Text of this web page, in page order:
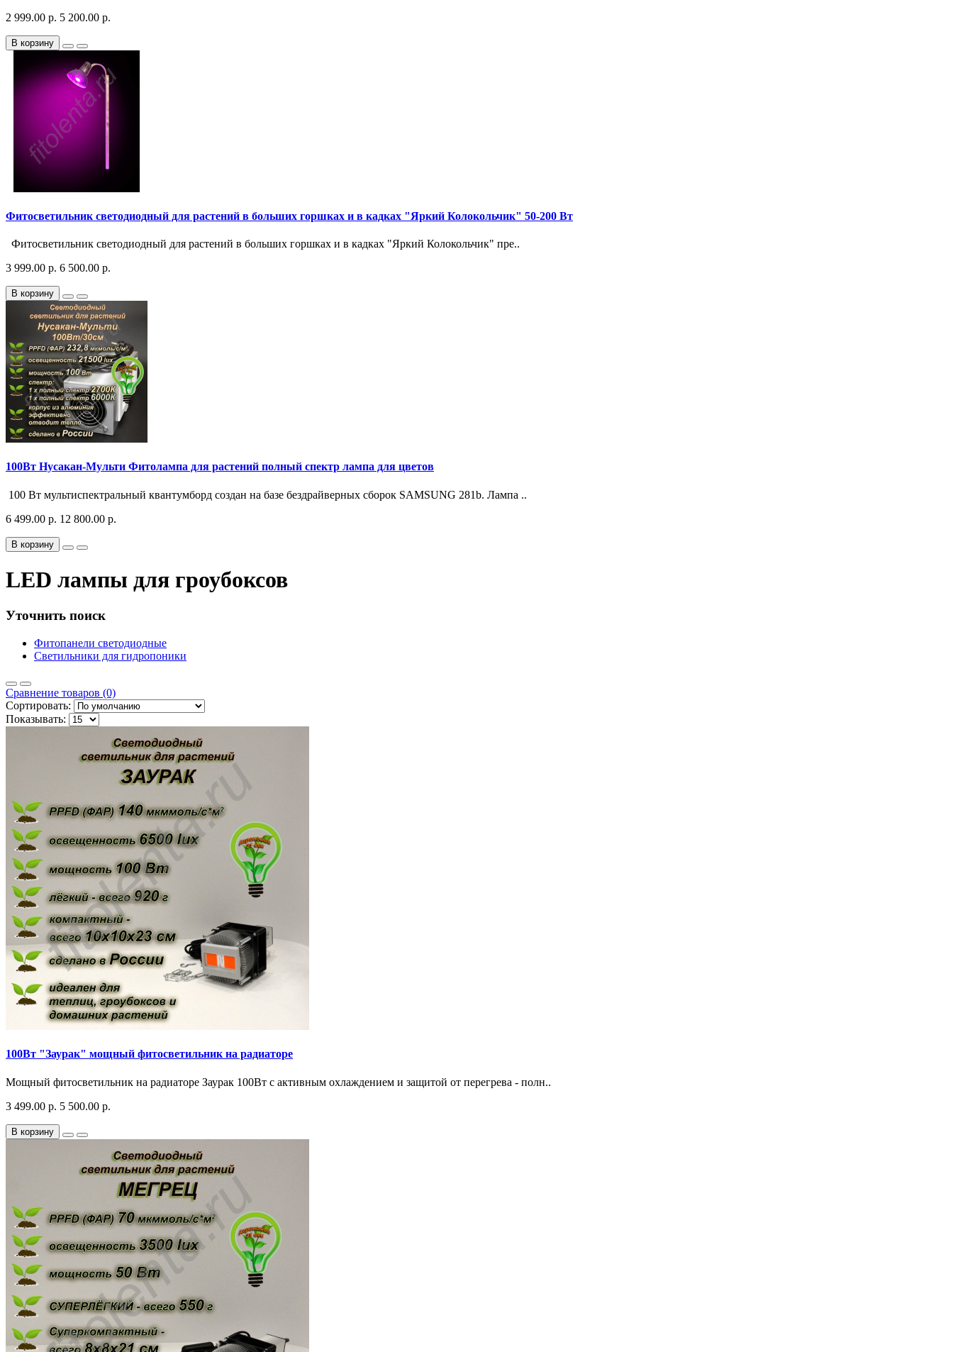
2 999.00 р. 5 200.00 р.
В корзину
Фитосветильник светодиодный для растений в больших горшках и в кадках "Яркий Колокольчик" 50-200 Вт
Фитосветильник светодиодный для растений в больших горшках и в кадках "Яркий Колокольчик" пре..
3 999.00 р. 6 500.00 р.
В корзину
100Вт Нусакан-Мульти Фитолампа для растений полный спектр лампа для цветов
100 Вт мультиспектральный квантумборд создан на базе бездрайверных сборок SAMSUNG 281b. Лампа ..
6 499.00 р. 12 800.00 р.
В корзину
LED лампы для гроубоксов
Уточнить поиск
Фитопанели светодиодные
Светильники для гидропоники
Сравнение товаров (0)
Сортировать:
Показывать:
100Вт "Заурак" мощный фитосветильник на радиаторе
Мощный фитосветильник на радиаторе Заурак 100Вт с активным охлаждением и защитой от перегрева - полн..
3 499.00 р. 5 500.00 р.
В корзину